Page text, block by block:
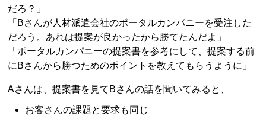
だろ？」
「Bさんが人材派遣会社のポータルカンパニーを受注した
だろう。あれは提案が良かったから勝てたんだよ」
「ポータルカンパニーの提案書を参考にして、提案する前
にBさんから勝つためのポイントを教えてもらうように」
Aさんは、提案書を見てBさんの話を聞いてみると、
お客さんの課題と要求も同じ